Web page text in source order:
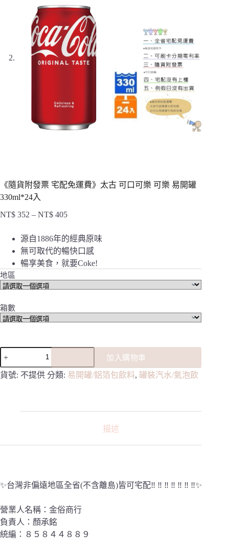
《隨貨附發票 宅配免運費》太古 可口可樂 可樂 易開罐
330ml*24入
NT$ 352 – NT$ 405價
範
圍：
NT$ 352
源自1886年的經典原味
無可取代的暢快口感
暢享美食，就要Coke!
地區
箱數
附
可
樂
可
樂
加入購物車
貨號: 不提供 分類: 易開罐/鋁箔包飲料, 罐裝汽水/氣泡飲
描述
✨台灣非偏遠地區全省(不含離島)皆可宅配‼️ ‼️ ‼️ ‼️ ‼️ ‼️ ‼️✨
營業人名稱：金俗商行
負責人：顏承銘
統編：８５８４４８８９